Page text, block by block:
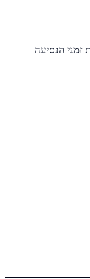
זמני הנסיעה